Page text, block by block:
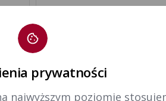
Wybory uzupełniające do Rady
Referendum w sprawie
prywatności
najwyższym poziomie